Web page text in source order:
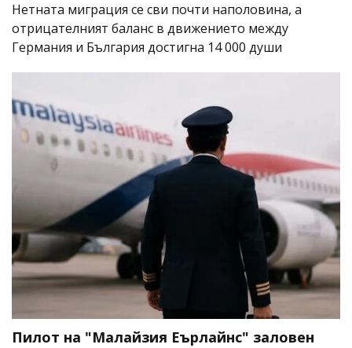
Нетната миграция се сви почти наполовина, а
отрицателният баланс в движението между
Германия и България достигна 14 000 души
Пилот на "Малайзия Еърлайнс" заловен